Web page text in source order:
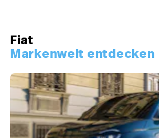
Fiat
Markenwelt entdecken